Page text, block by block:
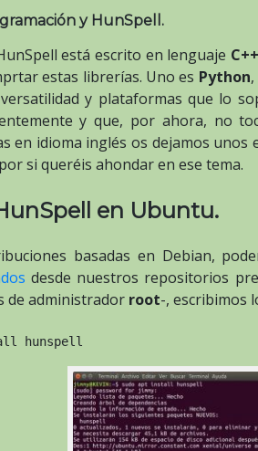
y HunSpell.
está escrito en lenguaje C++
estas librerías. Uno es Python
y plataformas que lo
y que, por ahora, no
en idioma inglés os dejamos unos
si queréis ahondar en ese tema.
en Ubuntu.
basadas en Debian,
desde nuestros repositorios
de administrador root-, escribimos
hunspell